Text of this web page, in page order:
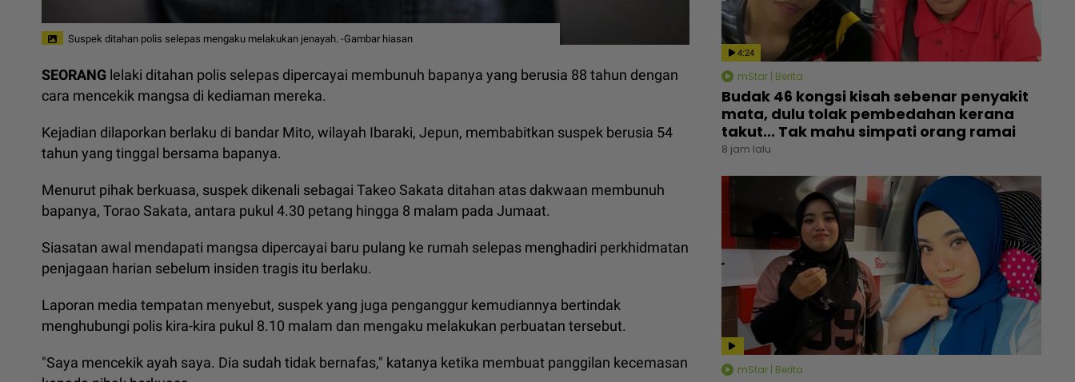
Suspek ditahan polis selepas mengaku melakukan jenayah. -Gambar hiasan
SEORANG lelaki ditahan polis selepas dipercayai membunuh bapanya yang berusia 88 tahun dengan
cara mencekik mangsa di kediaman mereka.
Kejadian dilaporkan berlaku di bandar Mito, wilayah Ibaraki, Jepun, membabitkan suspek berusia 54
tahun yang tinggal bersama bapanya.
Menurut pihak berkuasa, suspek dikenali sebagai Takeo Sakata ditahan atas dakwaan membunuh
bapanya, Torao Sakata, antara pukul 4.30 petang hingga 8 malam pada Jumaat.
Siasatan awal mendapati mangsa dipercayai baru pulang ke rumah selepas menghadiri perkhidmatan
penjagaan harian sebelum insiden tragis itu berlaku.
Laporan media tempatan menyebut, suspek yang juga penganggur kemudiannya bertindak
menghubungi polis kira-kira pukul 8.10 malam dan mengaku melakukan perbuatan tersebut.
"Saya mencekik ayah saya. Dia sudah tidak bernafas," katanya ketika membuat panggilan kecemasan
4:24
mStar | Berita
Budak 46 kongsi kisah sebenar penyakit
mata, dulu tolak pembedahan kerana
takut... Tak mahu simpati orang ramai
8 jam lalu
mStar | Berita